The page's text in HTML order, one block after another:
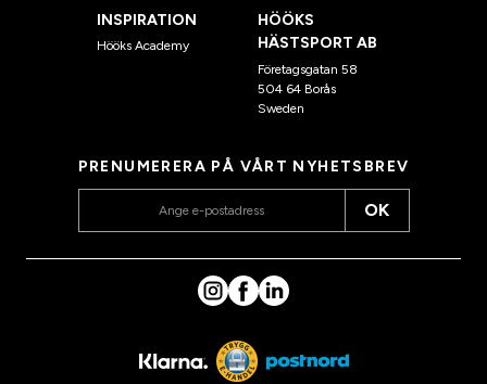
INSPIRATION
Hööks Academy
HÖÖKS
HÄSTSPORT AB
Företagsgatan 58
504 64 Borås
Sweden
PRENUMERERA PÅ VÅRT NYHETSBREV
OK